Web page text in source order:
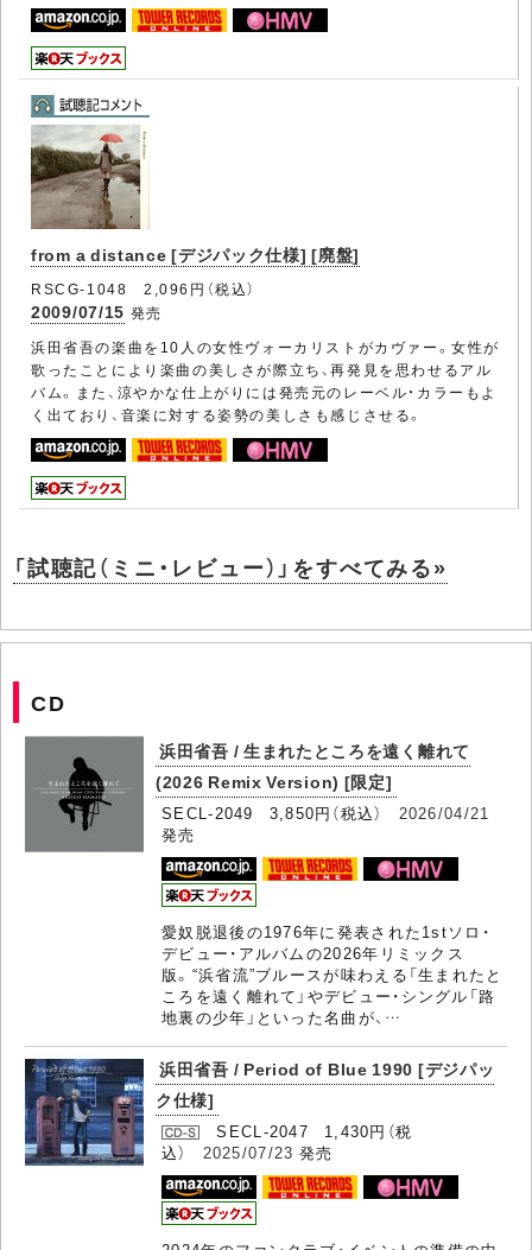
from a distance [デジパック仕様] [廃盤]
RSCG-1048 2,096円（税込）
2009/07/15 発売
浜田省吾の楽曲を10人の女性ヴォーカリストがカヴァー。女性が
歌ったことにより楽曲の美しさが際立ち、再発見を思わせるアル
バム。また、涼やかな仕上がりには発売元のレーベル・カラーもよ
く出ており、音楽に対する姿勢の美しさも感じさせる。
「試聴記（ミニ・レビュー）」をすべてみる»
CD
浜田省吾 / 生まれたところを遠く離れて
(2026 Remix Version) [限定]
SECL-2049 3,850円（税込） 2026/04/21
発売
愛奴脱退後の1976年に発表された1stソロ・
デビュー・アルバムの2026年リミックス
版。“浜省流”ブルースが味わえる「生まれたと
ころを遠く離れて」やデビュー・シングル「路
地裏の少年」といった名曲が、…
浜田省吾 / Period of Blue 1990 [デジパッ
ク仕様]
SECL-2047 1,430円（税
込） 2025/07/23 発売